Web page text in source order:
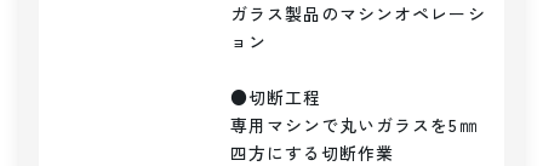
ガラス製品のマシンオペレーシ
ョン
●切断工程
専用マシンで丸いガラスを5㎜
四方にする切断作業